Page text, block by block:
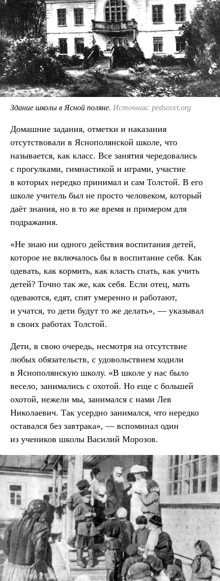
Здание школы в Ясной поляне. Источник: pedsovet.org
Домашние задания, отметки и наказания
отсутствовали в Яснополянской школе, что
называется, как класс. Все занятия чередовались
с прогулками, гимнастикой и играми, участие
в которых нередко принимал и сам Толстой. В его
школе учитель был не просто человеком, который
даёт знания, но в то же время и примером для
подражания.
«Не знаю ни одного действия воспитания детей,
которое не включалось бы в воспитание себя. Как
одевать, как кормить, как класть спать, как учить
детей? Точно так же, как себя. Если отец, мать
одеваются, едят, спят умеренно и работают,
и учатся, то дети будут то же делать», — указывал
в своих работах Толстой.
Дети, в свою очередь, несмотря на отсутствие
любых обязательств, с удовольствием ходили
в Яснополянскую школу. «В школе у нас было
весело, занимались с охотой. Но еще с большей
охотой, нежели мы, занимался с нами Лев
Николаевич. Так усердно занимался, что нередко
оставался без завтрака», — вспоминал один
из учеников школы Василий Морозов.